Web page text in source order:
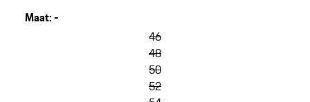
Maat:-
46
48
50
52